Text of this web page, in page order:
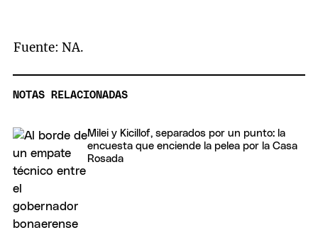
Fuente: NA.
NOTAS RELACIONADAS
Milei y Kicillof, separados por un punto: la
encuesta que enciende la pelea por la Casa
Rosada